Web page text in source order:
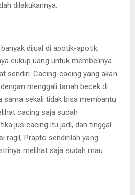
dilakukannya.
dijual di apotik-apotik,
cukup uang untuk membelinya.
sendiri. Cacing-cacing yang akan
menggali tanah becek di
sama sekali tidak bisa membantu
cacing saja sudah
jus cacing itu jadi, dan tinggal
ragil, Prapto sendirilah yang
melihat saja sudah mau